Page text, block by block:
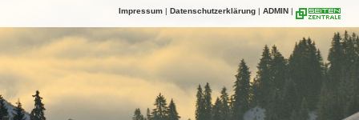
Impressum | Datenschutzerklärung | ADMIN |